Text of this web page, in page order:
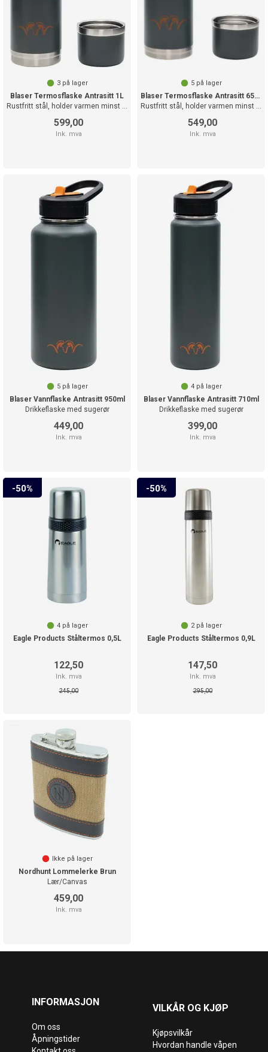
3 på lager
Blaser Termosflaske Antrasitt 1L
Rustfritt stål, holder varmen minst 8t
599,00
Ink. mva
5 på lager
Blaser Termosflaske Antrasitt 650ml
Rustfritt stål, holder varmen minst 8t
549,00
Ink. mva
5 på lager
Blaser Vannflaske Antrasitt 950ml
Drikkeflaske med sugerør
449,00
Ink. mva
4 på lager
Blaser Vannflaske Antrasitt 710ml
Drikkeflaske med sugerør
399,00
Ink. mva
50%
4 på lager
Eagle Products Ståltermos 0,5L
122,50
Ink. mva
245,00
50%
2på lager
Eagle Products Ståltermos 0,9L
147,50
Ink. mva
295,00
Ikke på lager
Nordhunt Lommelerke Brun
Lær/Canvas
459,00
Ink. mva
INFORMASJON
Om oss
Åpningstider
VILKÅR OG KJØP
Kjøpsvilkår
Hvordan handle våpen